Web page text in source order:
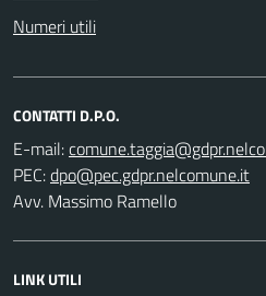
Numeri utili
CONTATTI D.P.O.
E-mail:
PEC:
Avv. Massimo Ramello
LINK UTILI